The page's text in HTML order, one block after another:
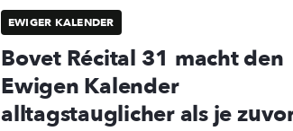
EWIGER KALENDER
Bovet Récital 31 macht den
Ewigen Kalender
alltagstauglicher als je